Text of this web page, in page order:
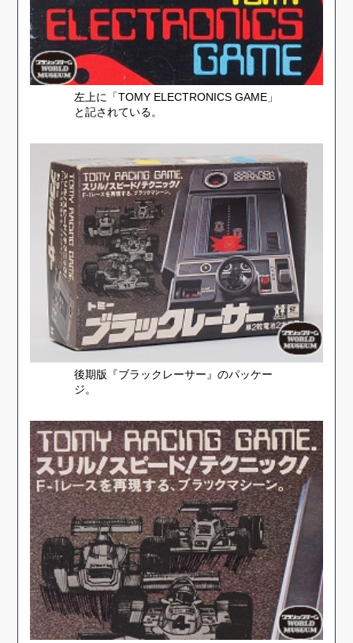
左上に「TOMY ELECTRONICS GAME」
と記されている。
後期版『ブラックレーサー』のパッケー
ジ。